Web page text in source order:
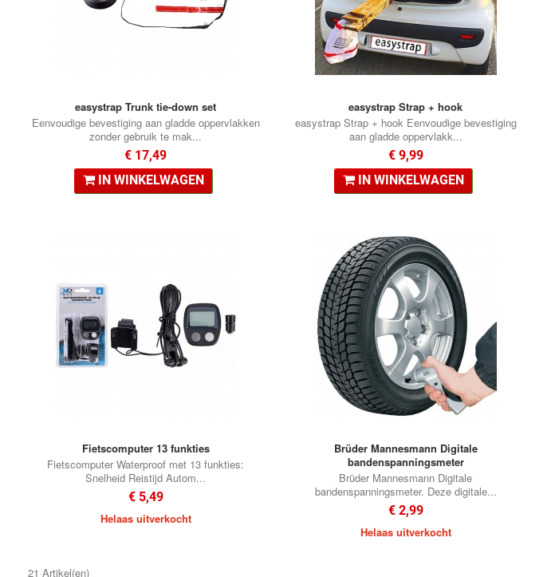
easystrap Trunk tie-down set
Eenvoudige bevestiging aan gladde oppervlakken
zonder gebruik te mak...
€ 17,49
IN WINKELWAGEN
easystrap Strap + hook
easystrap Strap + hook Eenvoudige bevestiging
aan gladde oppervlakk...
€ 9,99
IN WINKELWAGEN
Fietscomputer 13 funkties
Fietscomputer Waterproof met 13 funkties:
Snelheid Reistijd Autom...
€ 5,49
Helaas uitverkocht
Brüder Mannesmann Digitale
bandenspanningsmeter
Brüder Mannesmann Digitale
bandenspanningsmeter. Deze digitale...
€ 2,99
Helaas uitverkocht
21 Artikel(en)